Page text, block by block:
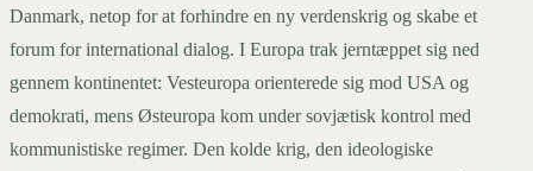
Danmark, netop for at forhindre en ny verdenskrig og skabe et
forum for international dialog. I Europa trak jerntæppet sig ned
gennem kontinentet: Vesteuropa orienterede sig mod USA og
demokrati, mens Østeuropa kom under sovjætisk kontrol med
kommunistiske regimer. Den kolde krig, den ideologiske